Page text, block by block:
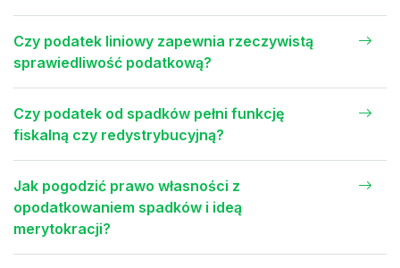
Czy podatek liniowy zapewnia rzeczywistą
sprawiedliwość podatkową?
Czy podatek od spadków pełni funkcję
fiskalną czy redystrybucyjną?
Jak pogodzić prawo własności z
opodatkowaniem spadków i ideą
merytokracji?